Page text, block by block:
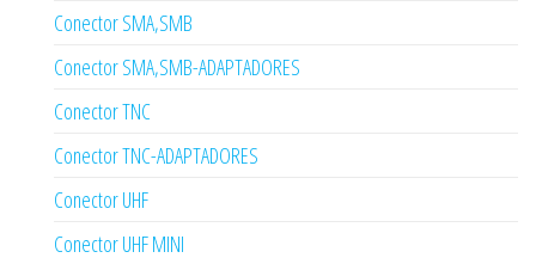
Conector SMA,SMB
Conector SMA,SMB-ADAPTADORES
Conector TNC
Conector TNC-ADAPTADORES
Conector UHF
Conector UHF MINI